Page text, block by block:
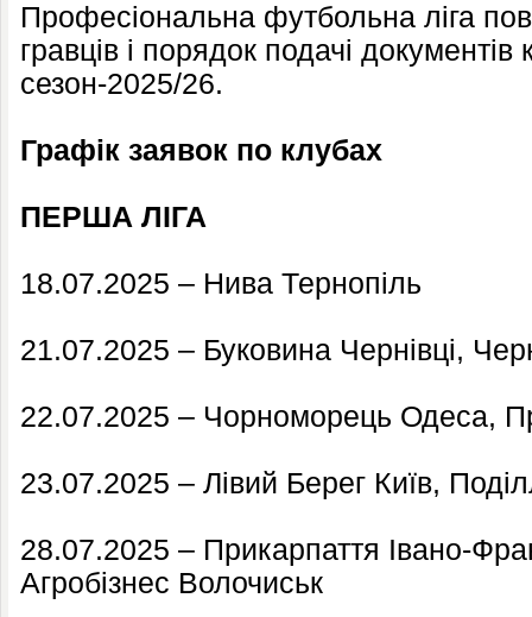
Професіональна футбольна ліга
гравців і порядок подачі
сезон-2025/26.
Графік заявок по клубах
ПЕРША ЛІГА
18.07.2025 – Нива Тернопіль
21.07.2025 – Буковина Чернівці,
22.07.2025 – Чорноморець Одеса,
23.07.2025 – Лівий Берег Київ,
28.07.2025 – Прикарпаття Івано-
Агробізнес Волочиськ